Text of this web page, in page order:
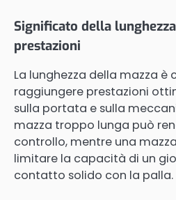
Significato della
prestazioni
La lunghezza della mazza è
raggiungere prestazioni
sulla portata e sulla
mazza troppo lunga può
controllo, mentre una
limitare la capacità di un
contatto solido con la palla.